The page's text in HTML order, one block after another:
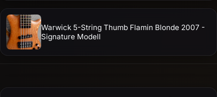
Warwick 5-String Thumb Flamin Blonde 2007 -
Signature Modell